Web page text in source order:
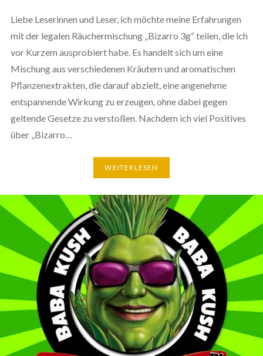
Liebe Leserinnen und Leser, ich möchte meine Erfahrungen
mit der legalen Räuchermischung „Bizarro 3g“ teilen, die ich
vor Kurzem ausprobiert habe. Es handelt sich um eine
Mischung aus verschiedenen Kräutern und aromatischen
Pflanzenextrakten, die darauf abzielt, eine angenehme
entspannende Wirkung zu erzeugen, ohne dabei gegen
geltende Gesetze zu verstoßen. Nachdem ich viel Positives
über „Bizarro…
WEITERLESEN